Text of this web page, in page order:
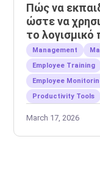
Πώς να
ώστε να
το
εργαζομένων
Management
Employee Training
Employee
Productivity Tools
March 17, 2026